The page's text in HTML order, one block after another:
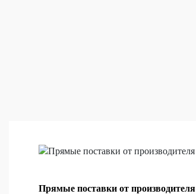
Прямые поставки от производителя